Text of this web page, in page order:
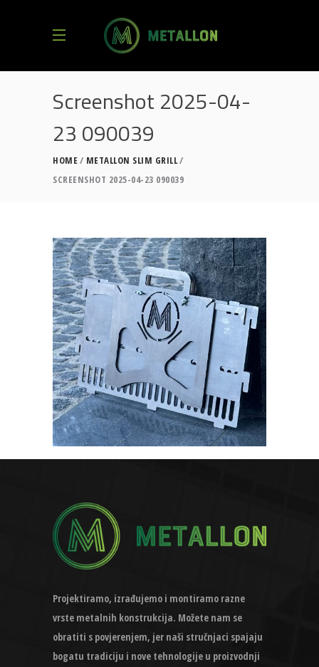
Screenshot 2025-04-
23 090039
HOME
METALLON SLIM GRILL
SCREENSHOT 2025-04-23 090039
Projektiramo, izrađujemo i montiramo razne
vrste metalnih konstrukcija. Možete nam se
obratiti s povjerenjem, jer naši stručnjaci spajaju
bogatu tradiciju i nove tehnologije u proizvodnji